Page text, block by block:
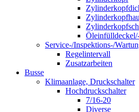
Service-/Inspektions-/
Regelintervall
Zusatzarbeiten
Busse
Klimaanlage, Druckschalter
Hochdruckschalter
7/16-20
Diverse